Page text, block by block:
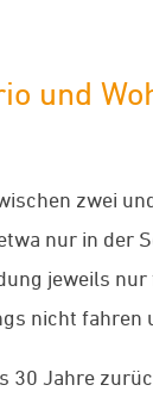
und
zwei
nur in der
jeweils
nicht
Jahre